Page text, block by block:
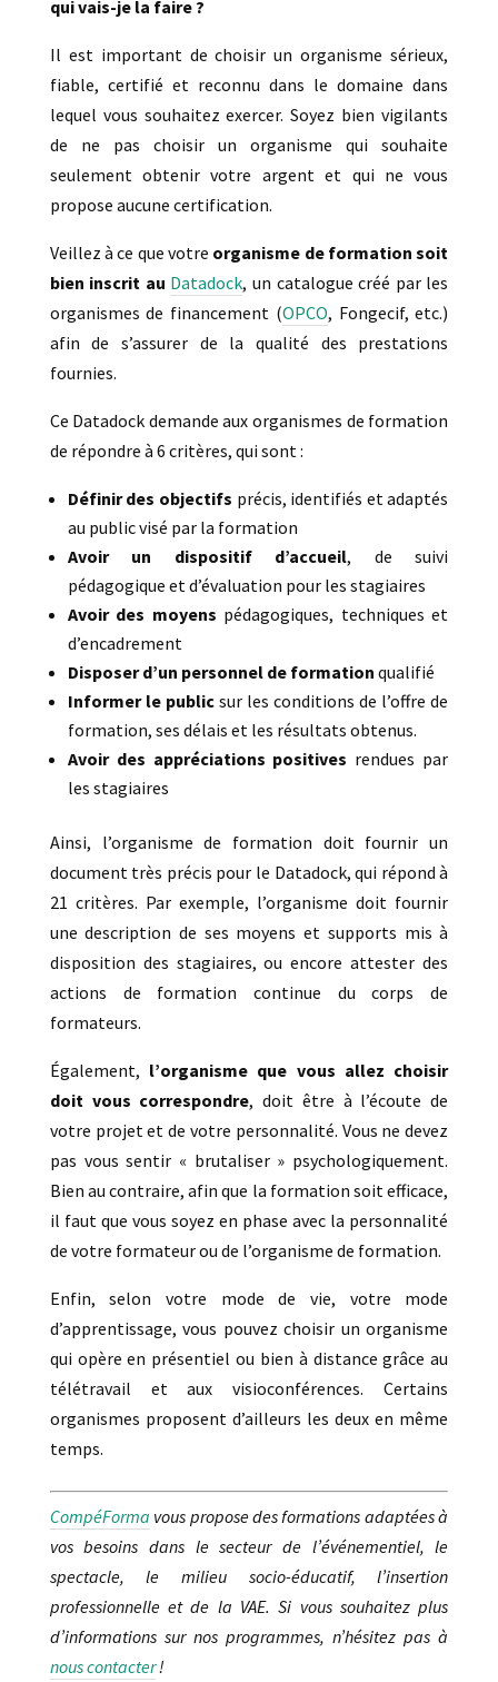
qui vais-je la faire ?
Il est important de choisir un organisme sérieux,
fiable, certifié et reconnu dans le domaine dans
lequel vous souhaitez exercer. Soyez bien vigilants
de ne pas choisir un organisme qui souhaite
seulement obtenir votre argent et qui ne vous
propose aucune certification.
Veillez à ce que votre organisme de formation soit
bien inscrit au Datadock, un catalogue créé par les
organismes de financement (OPCO, Fongecif, etc.)
afin de s’assurer de la qualité des prestations
fournies.
Ce Datadock demande aux organismes de formation
de répondre à 6 critères, qui sont :
Définir des objectifs précis, identifiés et adaptés
au public visé par la formation
Avoir un dispositif d’accueil, de suivi
pédagogique et d’évaluation pour les stagiaires
Avoir des moyens pédagogiques, techniques et
d’encadrement
Disposer d’un personnel de formation qualifié
Informer le publicsur les conditions de l’offre de
formation, ses délais et les résultats obtenus.
Avoir des appréciations positives rendues par
les stagiaires
Ainsi, l’organisme de formation doit fournir un
document très précis pour le Datadock, qui répond à
21 critères. Par exemple, l’organisme doit fournir
une description de ses moyens et supports mis à
disposition des stagiaires, ou encore attester des
actions de formation continue du corps de
formateurs.
Également, l’organisme que vous allez choisir
doit vous correspondre, doit être à l’écoute de
votre projet et de votre personnalité. Vous ne devez
pas vous sentir « brutaliser » psychologiquement.
Bien au contraire, afin que la formation soit efficace,
il faut que vous soyez en phase avec la personnalité
de votre formateur ou de l’organisme de formation.
Enfin, selon votre mode de vie, votre mode
d’apprentissage, vous pouvez choisir un organisme
qui opère en présentiel ou bien à distance grâce au
télétravail et aux visioconférences. Certains
organismes proposent d’ailleurs les deux en même
temps.
CompéForma vous propose des formations adaptées à
vos besoins dans le secteur de l’événementiel, le
spectacle, le milieu socio-éducatif, l’insertion
professionnelle et de la VAE. Si vous souhaitez plus
d’informations sur nos programmes, n’hésitez pas à
nous contacter!